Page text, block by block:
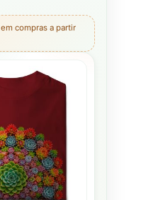
em compras a partir